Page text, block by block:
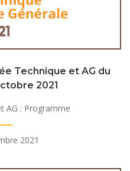
Technique et AG du
2021
AG : Programme
2021